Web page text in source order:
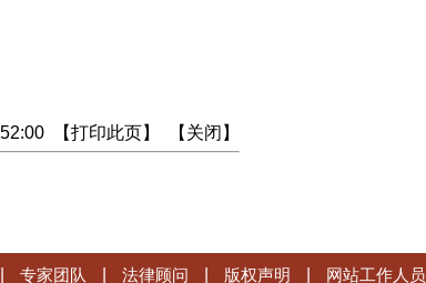
【打印此页】 【 关闭 】
专家团队 法律顾问 版权声明 网站工作人员